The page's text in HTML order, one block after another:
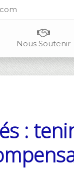
Nous Soutenir
: